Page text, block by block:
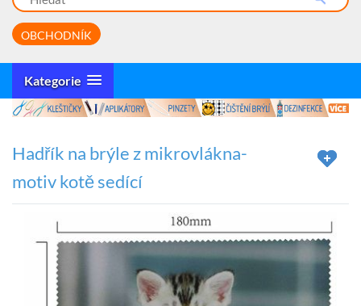
OBCHODNÍK
Kategorie
Hadřík na brýle z mikrovlákna-
motiv kotě sedící